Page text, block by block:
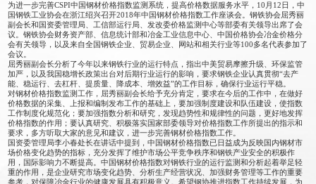
为进一步完善CSPI中国钢材价格指数监测系统，提高价格数据服务水平，10月12日，中
国钢铁工业协会在浙江绍兴召开2018年中国钢材价格指数工作座谈会。钢铁协会屈秀丽
副会长和国资委管理局、工信部运行局、发改委价格监测中心等部委有关领导出席了会
议。钢铁协会财务资产部、信息统计部和冶金工业信息中心、中国价格协会冶金价格分
会有关领导，以及来自全国钢铁企业、贸易企业、网站和相关行业等100多名代表参加了
会议。
屈秀丽副会长分析了今年以来钢铁行业的运行特点，指出中美贸易摩擦升级、环保监管
加严，以及我国稳增长政策出台对后期行业运行的影响，要求钢铁企业认真贯彻“去产
能、稳运行、去杠杆、提质量、降成本、增效益”的工作目标，确保行业运行平稳。
对钢材价格指数监测工作，屈秀丽副会长给予充分肯定，要求在今后的工作中，在做好
价格数据的采集、上报和编制发布工作的基础上，要加强制度建设和队伍建设，使指数
工作制度化规范化；要加强指数分析和研究，发现趋势性和规律性的问题，更好地发挥
价格指数的作用；要认真研究、积极落实国家部委领导对价格指数工作所提出的指示和
要求，多方听取大家的意见和建议，进一步完善钢材价格指数工作。
国资委管理局李小春处长在讲话中提到，中国钢材价格指数已日益成为反映国内钢材市
场价格变化趋势的指标，充分发挥了维护市场公平竞争秩序和钢铁产业安全的积极作
用，国际影响力不断提高。中国钢材价格指数对钢铁行业的运行监测和分析起着举足轻
重的作用，是企业研究市场变化趋势、分析生产经营状况、加强财务管理等工作的重要
参考，对保障冶金行业的健康发展具有积极意义。希望钢协推进指数工作持续发展，为